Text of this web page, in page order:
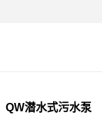
QW潜水式污水泵